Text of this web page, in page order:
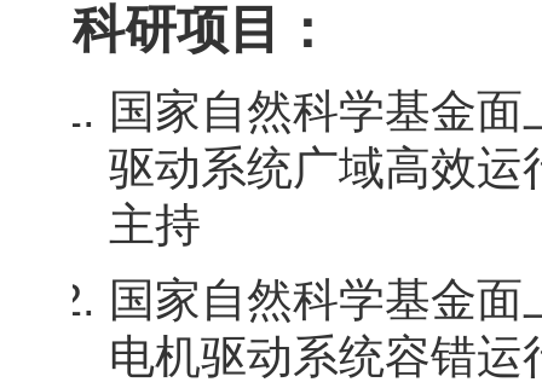
科研项目：
国家自然科学基金
驱动系统广域高效运
主持
国家自然科学基金
电机驱动系统容错运